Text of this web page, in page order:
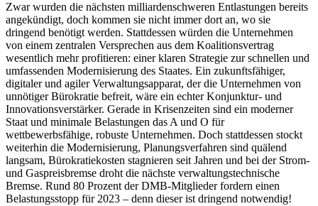
Zwar wurden die nächsten milliardenschweren Entlastungen bereits
angekündigt, doch kommen sie nicht immer dort an, wo sie
dringend benötigt werden. Stattdessen würden die Unternehmen
von einem zentralen Versprechen aus dem Koalitionsvertrag
wesentlich mehr profitieren: einer klaren Strategie zur schnellen und
umfassenden Modernisierung des Staates. Ein zukunftsfähiger,
digitaler und agiler Verwaltungsapparat, der die Unternehmen von
unnötiger Bürokratie befreit, wäre ein echter Konjunktur- und
Innovationsverstärker. Gerade in Krisenzeiten sind ein moderner
Staat und minimale Belastungen das A und O für
wettbewerbsfähige, robuste Unternehmen. Doch stattdessen stockt
weiterhin die Modernisierung, Planungsverfahren sind quälend
langsam, Bürokratiekosten stagnieren seit Jahren und bei der Strom-
und Gaspreisbremse droht die nächste verwaltungstechnische
Bremse. Rund 80 Prozent der DMB-Mitglieder fordern einen
Belastungsstopp für 2023 – denn dieser ist dringend notwendig!